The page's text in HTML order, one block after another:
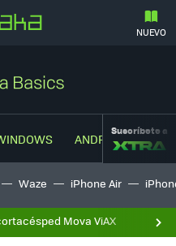
NUEVO
ANDROIDSuscríbete a
Waze iPhone Air
Mova ViAX